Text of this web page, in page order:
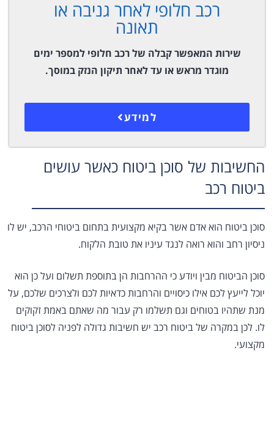
רכב חלופי לאחר גניבה או
תאונה
שירות המאפשר קבלה של רכב חלופי למספר ימים
מוגדר מראש או עד לאחר תיקון הנזק במוסך.
למידע
החשיבות של סוכן ביטוח כאשר עושים
ביטוח רכב
סוכן ביטוח הוא אדם אשר בקיא מקצועית בתחום ביטוחי הרכב, יש לו
ניסיון רחב והוא רואה לנגד עיניו את טובת הלקוח.
סוכן הביטוח מבין ויודע כי ההרחבות הן בתוספת תשלום ועל כן הוא
יוכל לייעץ לכם אילו כיסויים והרחבות כדאיות לכם ולצרכים שלכם, על
מנת שתהיו בטוחים וגם תשלמו רק עבור מה שאתם באמת זקוקים
לו. לכן במקרה של ביטוח רכב יש חשיבות גדולה לפניה לסוכן ביטוח
מקצועי.